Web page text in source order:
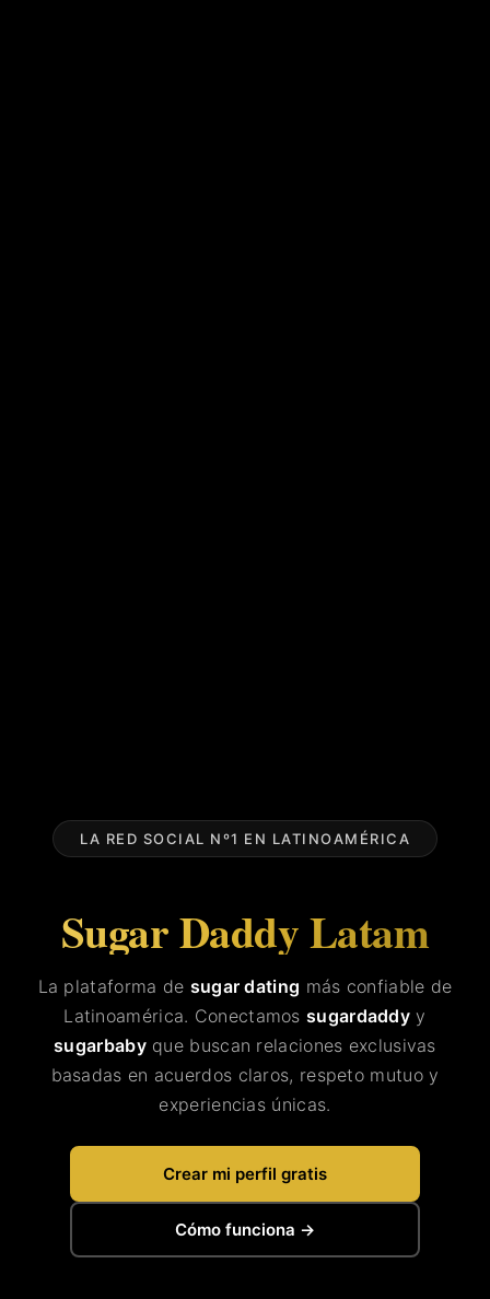
LA RED SOCIAL Nº1 EN LATINOAMÉRICA
Sugar Daddy Latam
La plataforma de sugar dating más confiable de
Latinoamérica. Conectamossugardaddy y
sugarbabyque buscan relaciones exclusivas
basadas en acuerdos claros, respeto mutuo y
experiencias únicas.
Crear mi perfil gratis
Cómo funciona →